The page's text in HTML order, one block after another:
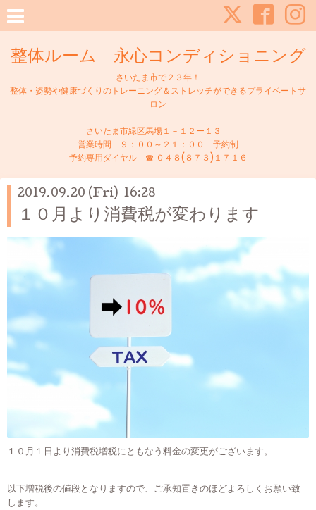
整体ルーム 永心コンディショニング
さいたま市で２３年！
整体・姿勢や健康づくりのトレーニング＆ストレッチができるプライベートサ
ロン
さいたま市緑区馬場１－１２ー１３
営業時間 ９：００～２１：００ 予約制
予約専用ダイヤル ☎ ０４８(８７３)１７１６
2019.09.20 (Fri) 16:28
１０月より消費税が変わります
１０月１日より消費税増税にともなう料金の変更がございます。
以下増税後の値段となりますので、ご承知置きのほどよろしくお願い致
します。